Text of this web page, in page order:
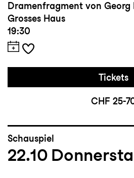
Dramenfragment von Georg
Grosses Haus
19:30
Tickets
CHF 25-
Schauspiel
22.10